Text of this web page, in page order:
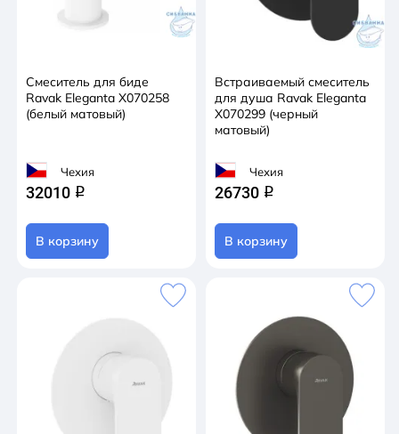
Смеситель для биде
Ravak Eleganta X070258
(белый матовый)
Чехия
32010 q
В корзину
Встраиваемый смеситель
для душа Ravak Eleganta
X070299 (черный
матовый)
Чехия
26730 q
В корзину